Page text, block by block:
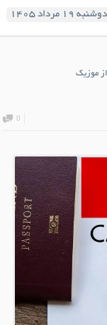
دوشنبه ۱۹ مرداد ۱۴۰۵
موزیک
0